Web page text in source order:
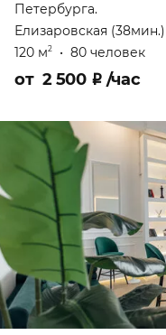
Петербурга.
Елизаровская (38мин.)
120 м2 • 80 человек
от 2 500 ₽ /час